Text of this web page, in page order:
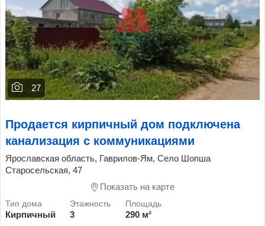
27
Продается кирпичный дом подключена
канализация с коммуникациями
Ярославская область, Гаврилов-Ям, Село Шопша
Старосельская, 47
Показать на карте
Кирпичный 3 290 м²